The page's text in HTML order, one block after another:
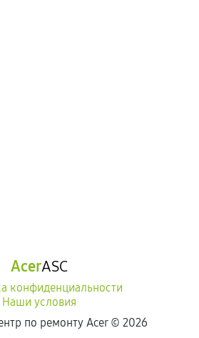
AcerASC
конфиденциальности
Наши условия
по ремонту Acer © 2026